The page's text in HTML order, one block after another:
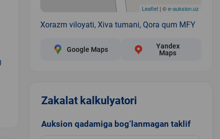
Leaflet| ©e-auksion.uz
Xorazm viloyati, Xiva tumani, Qora qum MFY
Google Maps
Yandex
Maps
Zakalat kalkulyatori
Auksion qadamiga bog‘lanmagan taklif